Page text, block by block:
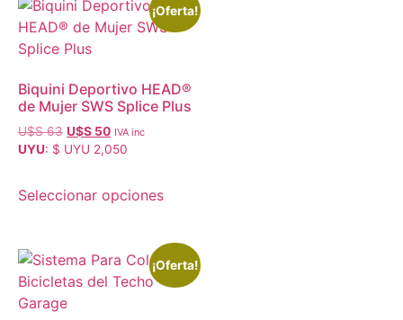
¡Oferta!
Biquini Deportivo HEAD®
de Mujer SWS Splice Plus
U$S63 U$S 50 IVA inc
UYU: $ UYU 2,050
Seleccionar opciones
¡Oferta!